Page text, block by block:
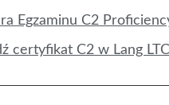
Egzaminu C2
certyfikat C2 w Lang LTC